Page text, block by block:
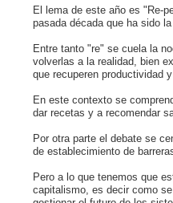
El lema de este año es "Re-
pasada década que ha sido
Entre tanto "re" se cuela la
volverlas a la realidad, bien
que recuperen productividad
En este contexto se
dar recetas y a recomendar
Por otra parte el debate se
de establecimiento de
Pero a lo que tenemos que
capitalismo, es decir como